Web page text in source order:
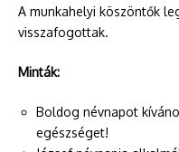
A munkahelyi köszöntők
visszafogottak.
Minták:
Boldog névnapot
egészséget!